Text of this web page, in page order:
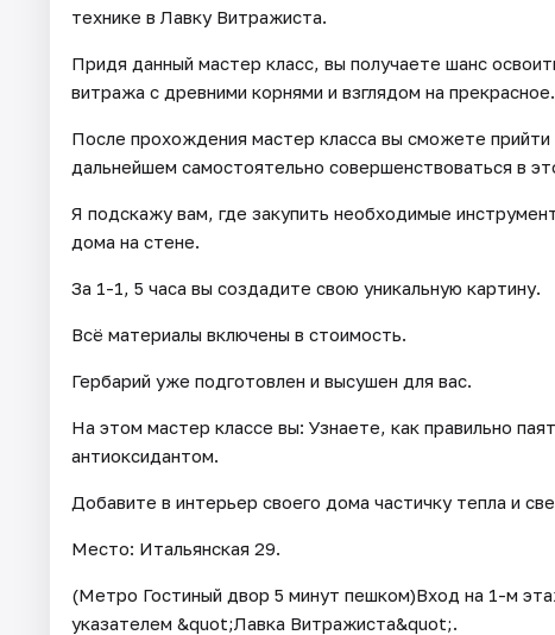
технике в Лавку Витражиста.
Придя данный мастер класс, вы получаете шанс
витража с древними корнями и взглядом на прекрасное.
После прохождения мастер класса вы сможете
дальнейшем самостоятельно совершенствоваться в
Я подскажу вам, где закупить необходимые
дома на стене.
За 1-1, 5 часа вы создадите свою уникальную картину.
Всё материалы включены в стоимость.
Гербарий уже подготовлен и высушен для вас.
На этом мастер классе вы: Узнаете, как правильно
антиоксидантом.
Добавите в интерьер своего дома частичку тепла и
Место: Итальянская 29.
(Метро Гостиный двор 5 минут пешком)Вход на 1-м
указателем &quot;Лавка Витражиста&quot;.